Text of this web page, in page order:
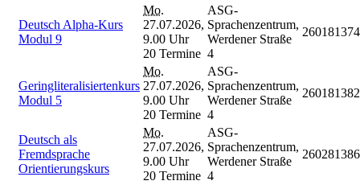
Deutsch Alpha-Kurs
Modul 9
Mo.
27.07.2026,
9.00 Uhr
20 Termine
ASG-
Sprachenzentrum,
Werdener Straße
4
Geringliteralisiertenkurs
Modul 5
Mo.
27.07.2026,
9.00 Uhr
20 Termine
ASG-
Sprachenzentrum,
Werdener Straße
4
Deutsch als
Fremdsprache
Orientierungskurs
Mo.
27.07.2026,
9.00 Uhr
20 Termine
ASG-
Sprachenzentrum,
Werdener Straße
4